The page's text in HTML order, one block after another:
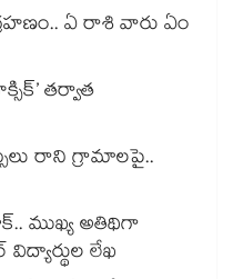
ఏ రాశి వారు ఏం
తర్వాత
రాని గ్రామాలపై..
ముఖ్య అతిథిగా
లేఖ